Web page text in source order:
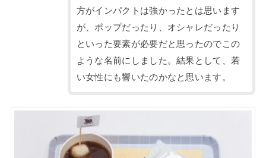
方がインパクトは強かったとは思います
が、ポップだったり、オシャレだったり
といった要素が必要だと思ったのでこの
ような名前にしました。結果として、若
い女性にも響いたのかなと思います。